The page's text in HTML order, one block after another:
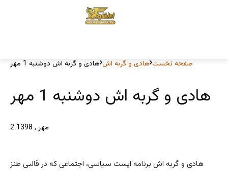
صفحه نخست هادی و گربه اش هادی و گربه اش دوشنبه 1 مهر
هادی و گربه اش دوشنبه 1 مهر
2 مهر , 1398
هادی و گربه اش برنامه ایست سیاسی، اجتماعی که در قالبی طنز